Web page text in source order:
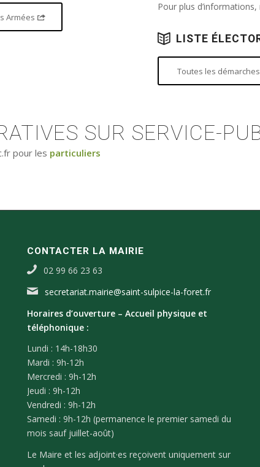
Armées
Pour plus
LISTE
Toutes les
SUR SERVICE-
pour les particuliers
CONTACTER LA MAIRIE
02 99 66 23 63
secretariat.mairie@saint-sulpice-la-foret.fr
Horaires d’ouverture – Accueil physique et
téléphonique :
Lundi : 14h-18h30
Mardi : 9h-12h
Mercredi : 9h-12h
Jeudi : 9h-12h
Vendredi : 9h-12h
Samedi : 9h-12h (permanence le premier samedi du
mois sauf juillet-août)
Le Maire et les adjoint·es reçoivent uniquement sur